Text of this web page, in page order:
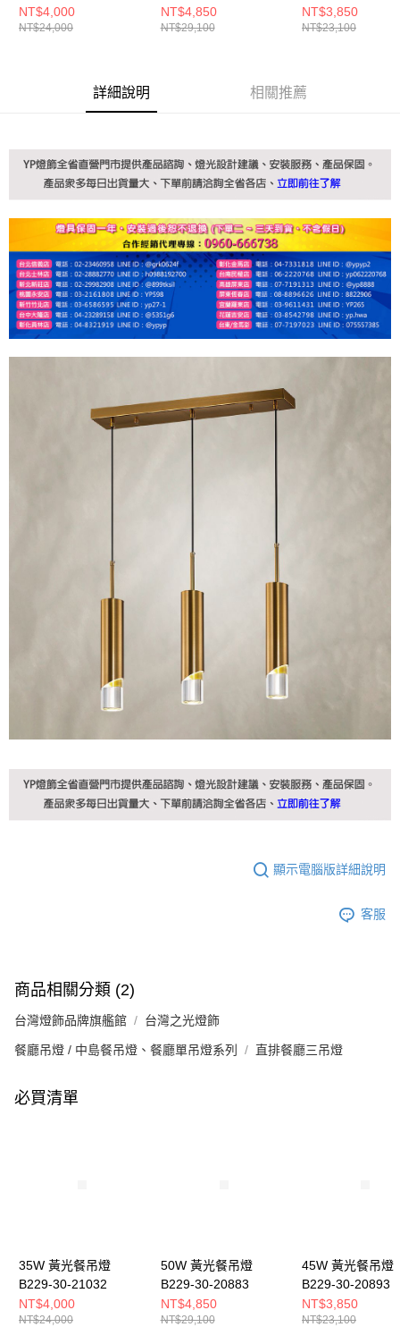
５．嚴禁一人註冊多個帳號或使用他人資訊註冊。若發現惡意使用之情形，
恩沛科技股份有限公司將有權停止該用戶之使用額度並採取法律行動。
NT$4,000
NT$24,000
NT$4,850
NT$29,100
NT$3,850
NT$23,100
詳細說明 相關推薦
顯示電腦版詳細說明
客服
商品相關分類 (2)
台灣燈飾品牌旗艦館 台灣之光燈飾
餐廳吊燈 / 中島餐吊燈、餐廳單吊燈系列 直排餐廳三吊燈
必買清單
35W 黃光餐吊燈
B229-30-21032
NT$4,000
NT$24,000
50W 黃光餐吊燈
B229-30-20883
NT$4,850
NT$29,100
45W 黃光餐吊燈
B229-30-20893
NT$3,850
NT$23,100